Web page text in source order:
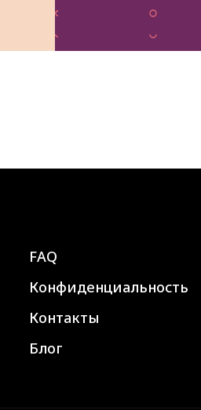
FAQ
Конфиденциальность
Контакты
Блог